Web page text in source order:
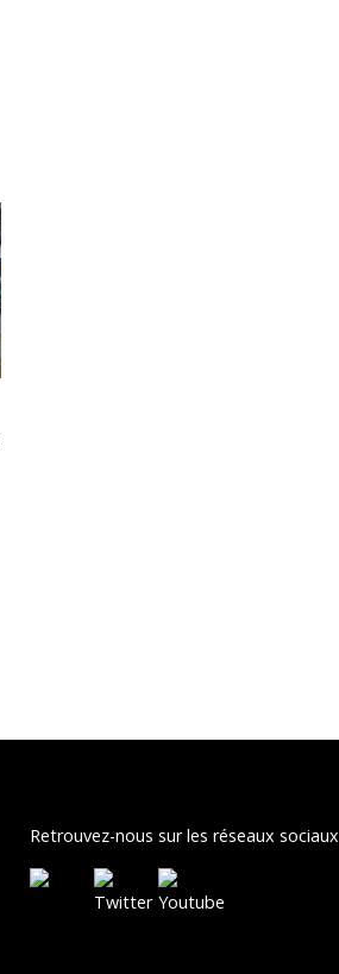
Retrouvez-nous sur les réseaux sociaux